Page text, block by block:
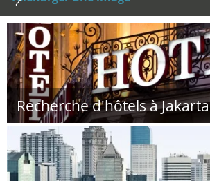
Recherche d'hôtels à Jakarta